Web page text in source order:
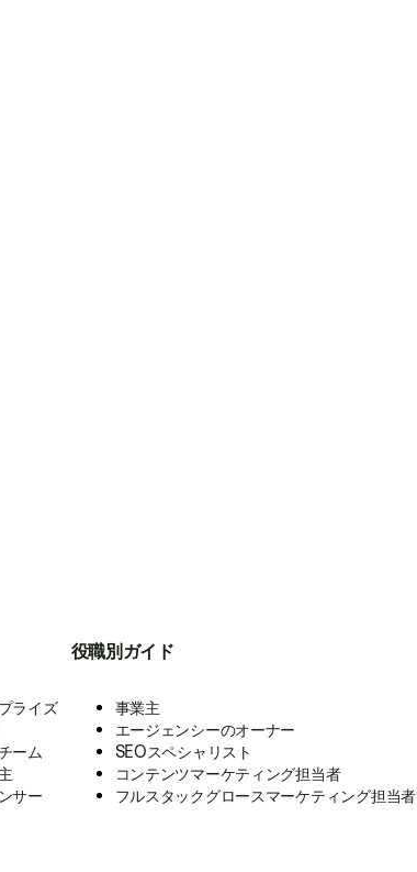
ライズ
ーム
サー
役職別ガイド
事業主
エージェンシーのオーナー
SEOスペシャリスト
コンテンツマーケティング担当者
フルスタックグロースマーケティング担当者